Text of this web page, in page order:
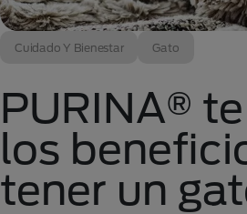
Cuidado Y Bienestar Gato
PURINA®
los
tener un